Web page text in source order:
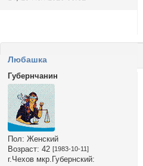
Любашка
Губернчанин
Пол: Женский
Возраст: 42 [1983-10-11]
г.Чехов мкр.Губернский: